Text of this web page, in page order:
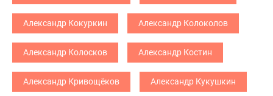
Александр Кокуркин Александр Колоколов
Александр Колосков Александр Костин
Александр Кривощёков Александр Кукушкин